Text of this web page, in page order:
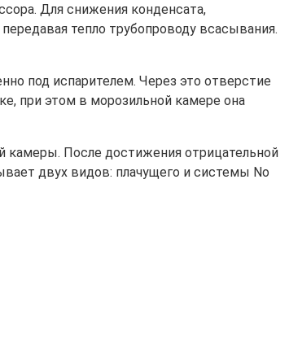
Для снижения конденсата,
тепло трубопроводу всасывания.
под испарителем. Через это отверстие
при этом в морозильной камере она
камеры. После достижения отрицательной
двух видов: плачущего и системы No